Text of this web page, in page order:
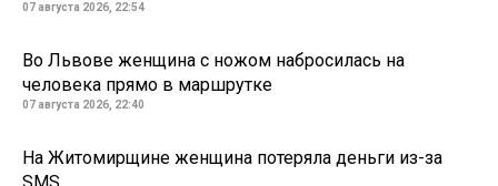
07 августа 2026, 22:54
Во Львове женщина с ножом набросилась на
человека прямо в маршрутке
07 августа 2026, 22:40
На Житомирщине женщина потеряла деньги из-за